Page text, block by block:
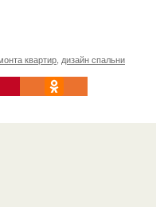
квартир дизайн спальни